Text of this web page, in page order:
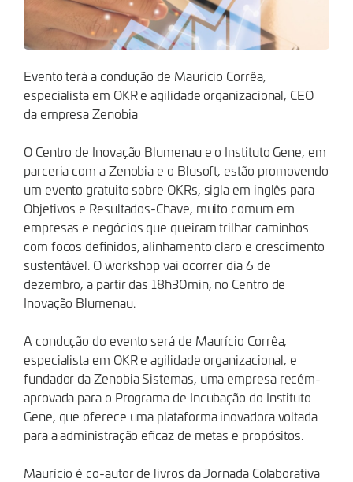
Evento terá a condução de Maurício Corrêa,
especialista em OKR e agilidade organizacional, CEO
da empresa Zenobia
O Centro de Inovação Blumenau e o Instituto Gene, em
parceria com a Zenobia e o Blusoft, estão promovendo
um evento gratuito sobre OKRs, sigla em inglês para
Objetivos e Resultados-Chave, muito comum em
empresas e negócios que queiram trilhar caminhos
com focos definidos, alinhamento claro e crescimento
sustentável. O workshop vai ocorrer dia 6 de
dezembro, a partir das 18h30min, no Centro de
Inovação Blumenau.
A condução do evento será de Maurício Corrêa,
especialista em OKR e agilidade organizacional, e
fundador da Zenobia Sistemas, uma empresa recém-
aprovada para o Programa de Incubação do Instituto
Gene, que oferece uma plataforma inovadora voltada
para a administração eficaz de metas e propósitos.
Maurício é co-autor de livros da Jornada Colaborativa